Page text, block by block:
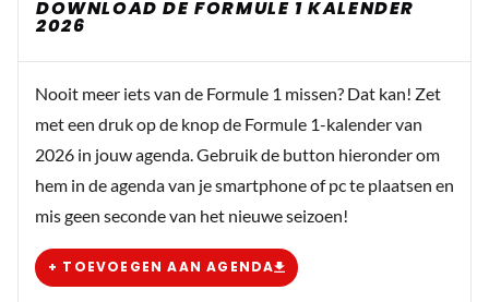
DOWNLOAD DE FORMULE 1 KALENDER
2026
Nooit meer iets van de Formule 1 missen? Dat kan! Zet
met een druk op de knop de Formule 1-kalender van
2026 in jouw agenda. Gebruik de button hieronder om
hem in de agenda van je smartphone of pc te plaatsen en
mis geen seconde van het nieuwe seizoen!
+ TOEVOEGEN AAN AGENDA